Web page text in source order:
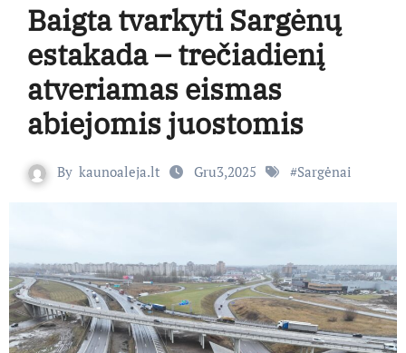
Baigta tvarkyti Sargėnų
estakada – trečiadienį
atveriamas eismas
abiejomis juostomis
By kaunoaleja.lt Gru3,2025 #Sargėnai